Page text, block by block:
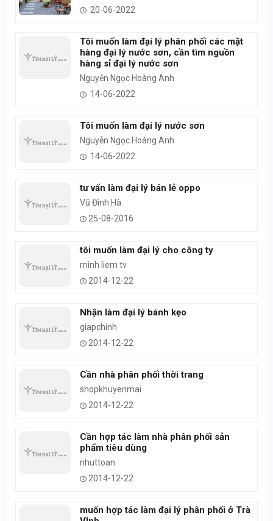
20-06-2022
Tôi muốn làm đại lý phân phối các mặt
hàng đại lý nước sơn, cần tìm nguồn
hàng sỉ đại lý nước sơn
Nguyễn Ngọc Hoàng Anh
14-06-2022
Tôi muốn làm đại lý nước sơn
Nguyễn Ngọc Hoàng Anh
14-06-2022
tư vấn làm đại lý bán lẻ oppo
Vũ Đình Hà
25-08-2016
tôi muốn làm đại lý cho công ty
minh liem tv
2014-12-22
Nhận làm đại lý bánh kẹo
giapchinh
2014-12-22
Cần nhà phân phối thời trang
shopkhuyenmai
2014-12-22
Cần hợp tác làm nhà phân phối sản
phẩm tiêu dùng
nhuttoan
2014-12-22
muốn hợp tác làm đại lý phân phối ở Trà